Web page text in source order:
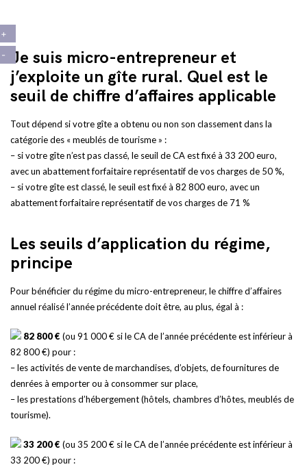
Je suis micro-entrepreneur et
j’exploite un gîte rural. Quel est le
seuil de chiffre d’affaires applicable
Tout dépend si votre gîte a obtenu ou non son classement dans la
catégorie des « meublés de tourisme » :
– si votre gîte n’est pas classé, le seuil de CA est fixé à 33 200 euro,
avec un abattement forfaitaire représentatif de vos charges de 50 %,
– si votre gîte est classé, le seuil est fixé à 82 800 euro, avec un
abattement forfaitaire représentatif de vos charges de 71 %
Les seuils d’application du régime,
principe
Pour bénéficier du régime du micro-entrepreneur, le chiffre d’affaires
annuel réalisé l’année précédente doit être, au plus, égal à :
82 800 € (ou 91 000 € si le CA de l’année précédente est inférieur à
82 800 €) pour :
– les activités de vente de marchandises, d’objets, de fournitures de
denrées à emporter ou à consommer sur place,
– les prestations d’hébergement (hôtels, chambres d’hôtes, meublés de
tourisme).
33 200 € (ou 35 200 € si le CA de l’année précédente est inférieur à
33 200 €) pour :